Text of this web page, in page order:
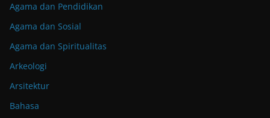
Agama dan Pendidikan
Agama dan Sosial
Agama dan Spiritualitas
Arkeologi
Arsitektur
Bahasa